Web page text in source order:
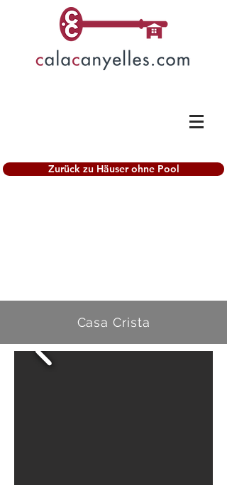
Zurück zu Häuser ohne Pool
Casa Crista